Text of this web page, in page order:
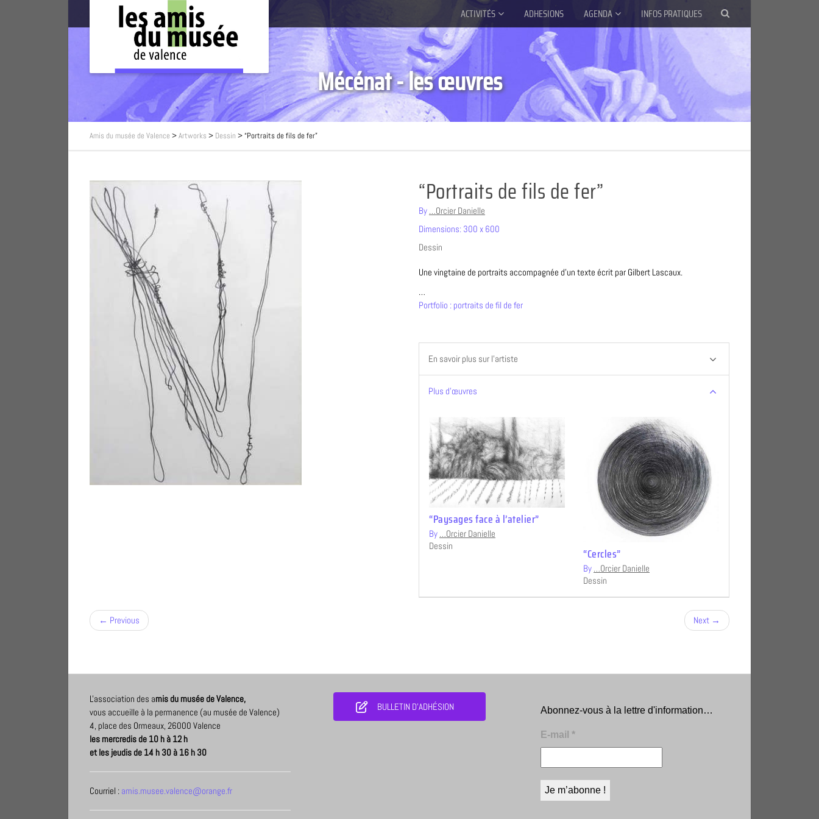
ACTIVITÉS ADHESIONS AGENDA INFOS PRATIQUES
Mécénat - les œuvres
Amis du musée de Valence >Artworks > Dessin >“Portraits de fils de fer”
“Portraits de fils de fer”
By …Orcier Danielle
Dimensions: 300 x 600
Dessin
Une vingtaine de portraits accompagnée d’un texte écrit par Gilbert Lascaux.
…
Portfolio : portraits de fil de fer
En savoir plus sur l’artiste
Plus d’œuvres
“Paysages face à l’atelier”
By
…Orcier Danielle
Dessin
“Cercles”
By …Orcier Danielle
Dessin
← Previous Next →
L'association des amis du musée de Valence,
vous accueille à la permanence (au musée de Valence)
4, place des Ormeaux, 26000 Valence
les mercredis de 10 h à 12 h
et les jeudis de 14 h 30 à 16 h 30
Courriel : amis.musee.valence@orange.fr
BULLETIN D'ADHÉSION Abonnez-vous à la lettre d'information…
E-mail *